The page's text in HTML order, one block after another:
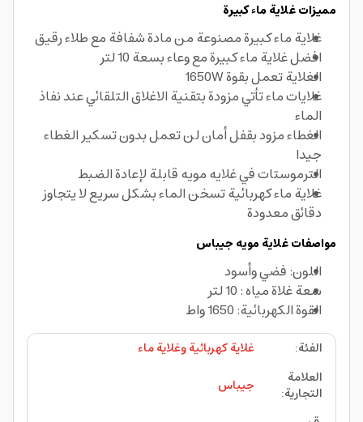
مميزات غلاية ماء كبيرة
غلاية ماء كبيرة مصنوعة من مادة شفافة مع طلاء رقيق
افضل غلاية ماء كبيرة مع وعاء بسعة 10 لتر
الغلاية تعمل بقوة 1650W
غلايات ماء تأتي مزودة بتقنية الاغلاق التلقائي عند نفاذ
الماء
الغطاء مزود بقفل أمان لن تعمل بدون تسكير الغطاء
جيدا
الترموستات في غلايه مويه قابلة لإعادة الضبط
غلاية ماء كهربائية تسخن الماء بشكل سريع لا يتجاوز
دقائق معدودة
مواصفات غلاية مويه جيباس
اللون: فضي وأسود
سعة غلاة مياه : 10 لتر
القوة الكهربائية: 1650 واط
الفئة:
غلاية كهربائية وغلاية ماء
العلامة
التجارية:
جيباس